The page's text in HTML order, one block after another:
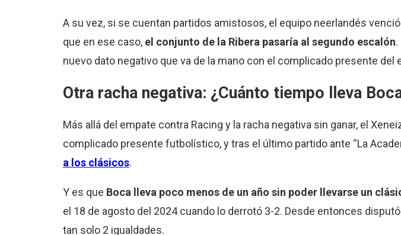
A su vez, si se cuentan partidos amistosos, el equipo neerlandés
que en ese caso, el conjunto de la Ribera pasaría al segundo escalón
nuevo dato negativo que va de la mano con el complicado presente del
Otra racha negativa: ¿Cuánto tiempo lleva
Más allá del empate contra Racing y la racha negativa sin ganar, el
complicado presente futbolístico, y tras el último partido ante “La
a los clásicos.
Y es que Boca lleva poco menos de un año sin poder llevarse un
el 18 de agosto del 2024 cuando lo derrotó 3-2. Desde entonces
tan solo 2 igualdades.